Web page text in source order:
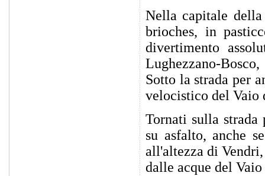
Nella capitale della
brioches, in
divertimento
Lughezzano-
Sotto la strada per
velocistico del
Tornati sulla strada
su asfalto, anche
all'altezza di
dalle acque del